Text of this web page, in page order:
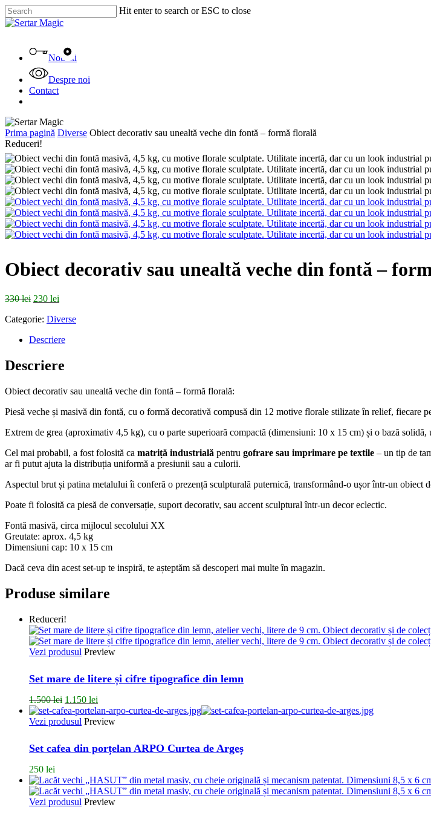
Skip
to
Hit enter to search or ESC to close
Close
Noutati
Despre noi
Contact
Prima pagină Diverse Obiect decorativ sau unealtă veche din fontă – formă florală
Reduceri!
Obiect decorativ sau unealtă veche din fontă –
330lei Prețul
a
330 lei.
230 lei
este:
Categorie: Diverse
Descriere
Descriere
Obiect decorativ sau unealtă veche din fontă – formă florală:
Piesă veche și masivă din fontă, cu o formă decorativă compusă din 12 motive florale stilizate în relief, fiecare
Extrem de grea (aproximativ 4,5 kg), cu o parte superioară compactă (dimensiuni: 10 x 15 cm) și o bază solidă,
Cel mai probabil, a fost folosită ca matriță industrială pentru gofrare sau imprimare pe textile – un tip de
ar fi putut ajuta la distribuția uniformă a presiunii sau a culorii.
Aspectul brut și patina metalului îi conferă o prezență sculpturală puternică, transformând-o ușor într-un obiect
Poate fi folosită ca piesă de conversație, suport decorativ, sau accent sculptural într-un decor eclectic.
Fontă masivă, circa mijlocul secolului XX
Greutate: aprox. 4,5 kg
Dimensiuni cap: 10 x 15 cm
Dacă ceva din acest set-up te inspiră, te așteptăm să descoperi mai multe în magazin.
Produse similare
Reduceri!
Vezi produsul Preview
Set mare de litere și cifre tipografice din lemn
1.500lei Prețul
inițial
a
1.500 lei.
1.150 lei
curent
este:
Vezi produsul Preview
Set cafea din porțelan ARPO Curtea de Argeș
250 lei
Vezi produsul Preview